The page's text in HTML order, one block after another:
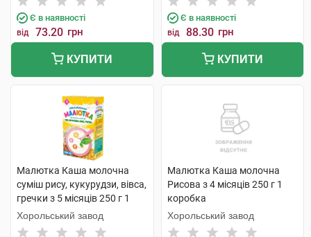
Є в наявності
від 73.20 грн
КУПИТИ
Є в наявності
від 88.30 грн
КУПИТИ
Малютка Каша молочна
суміш рису, кукурудзи, вівса,
гречки з 5 місяців 250 г 1
коробка
Хорольський завод
Малютка Каша молочна
Рисова з 4 місяців 250 г 1
коробка
Хорольський завод